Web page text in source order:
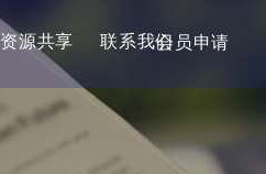
资源共享 联系我们会员申请